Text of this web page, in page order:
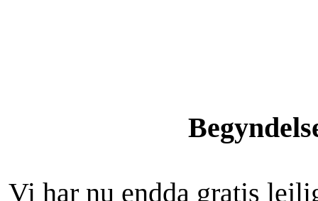
Vi har nu endda gratis